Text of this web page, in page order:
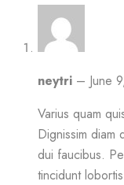
neytri – June
Varius quam
Dignissim diam
dui faucibus.
tincidunt